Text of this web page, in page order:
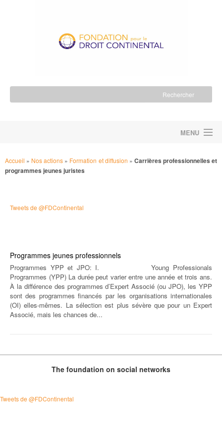
MENU
LA FONDATION
UNIVERSITÉ D’ETÉ / SUMMER SCHOOL / UNIVERSIDAD DE VERANO
PUBLICATIONS
NOS NEWSLETTERS
Accueil » Nos actions » Formation et diffusion » Carrières professionnelles et
programmes jeunes juristes
Tweets de @FDContinental
Programmes jeunes professionnels
Programmes YPP et JPO: I. Young Professionals
Programmes (YPP) La durée peut varier entre une année et trois ans.
À la différence des programmes d’Expert Associé (ou JPO), les YPP
sont des programmes financés par les organisations internationales
(OI) elles-mêmes. La sélection est plus sévère que pour un Expert
Associé, mais les chances de...
The foundation on social networks
Tweets de @FDContinental